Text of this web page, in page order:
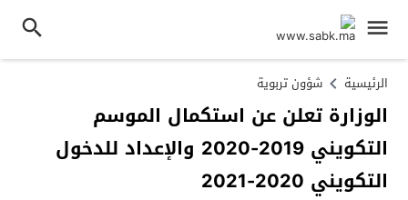
الرئيسية شؤون تربوية
الوزارة تعلن عن استكمال الموسم
التكويني 2019-2020 والإعداد للدخول
التكويني 2020-2021